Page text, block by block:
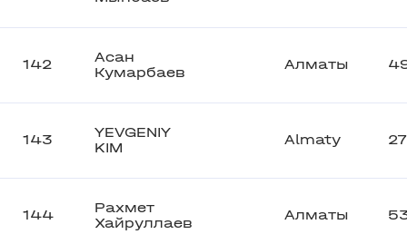
142
Асан
Кумарбаев
Алматы
143
YEVGENIY
KIM
Almaty 27
144
Рахмет
Хайруллаев
Алматы